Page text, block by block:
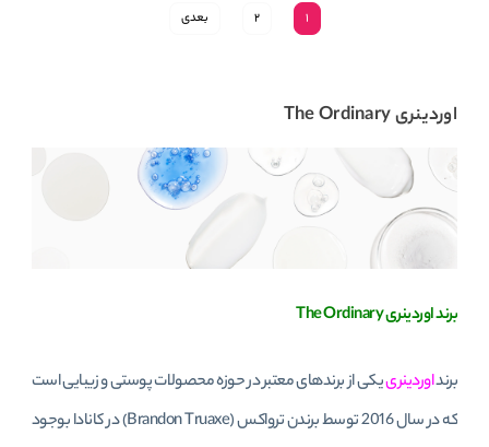
1
2 بعدی
اوردینری The Ordinary
برند اوردینریThe Ordinary
برنداوردینرییکی از برندهای معتبر در حوزه محصولات پوستی و زیبایی است
که در سال 2016 توسط برندن ترواکس (Brandon Truaxe) در کانادا بوجود